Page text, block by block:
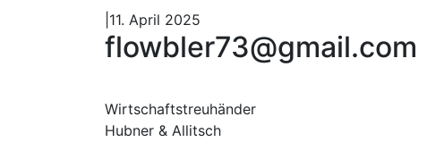
|11. April 2025
flowbler73@gmail.com
Wirtschaftstreuhänder
Hubner & Allitsch